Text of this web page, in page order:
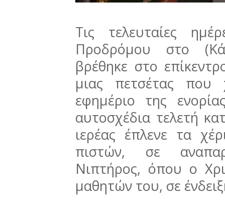
Τις τελευταίες
Προδρόμου στο
βρέθηκε στο
μιας πετσέτας που
εφημέριο της
αυτοσχέδια τελετή
ιερέας έπλενε τα
πιστών, σε
Νιπτήρος, όπου ο
μαθητών του, σε